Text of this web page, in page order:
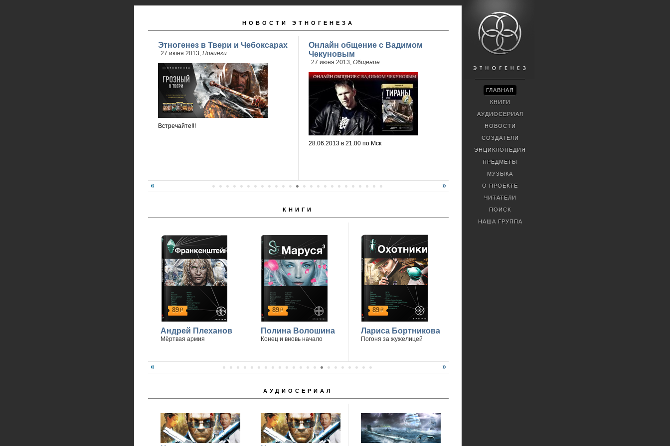
НОВОСТИ ЭТНОГЕНЕЗА
Этногенез в Твери и Чебоксарах
27 июня 2013, Новинки
Встречайте!!!
Онлайн общение с Вадимом
Чекуновым
27 июня 2013, Общение
28.06.2013 в 21.00 по Мск
КНИГИ
89р
Андрей Плеханов
Мёртвая армия
89р
Полина Волошина
Конец и вновь начало
89р
Лариса Бортникова
Погоня за жужелицей
АУДИОСЕРИАЛ
ГЛАВНАЯ
КНИГИ
АУДИОСЕРИАЛ
НОВОСТИ
СОЗДАТЕЛИ
ЭНЦИКЛОПЕДИЯ
ПРЕДМЕТЫ
МУЗЫКА
О ПРОЕКТЕ
ЧИТАТЕЛИ
ПОИСК
НАША ГРУППА